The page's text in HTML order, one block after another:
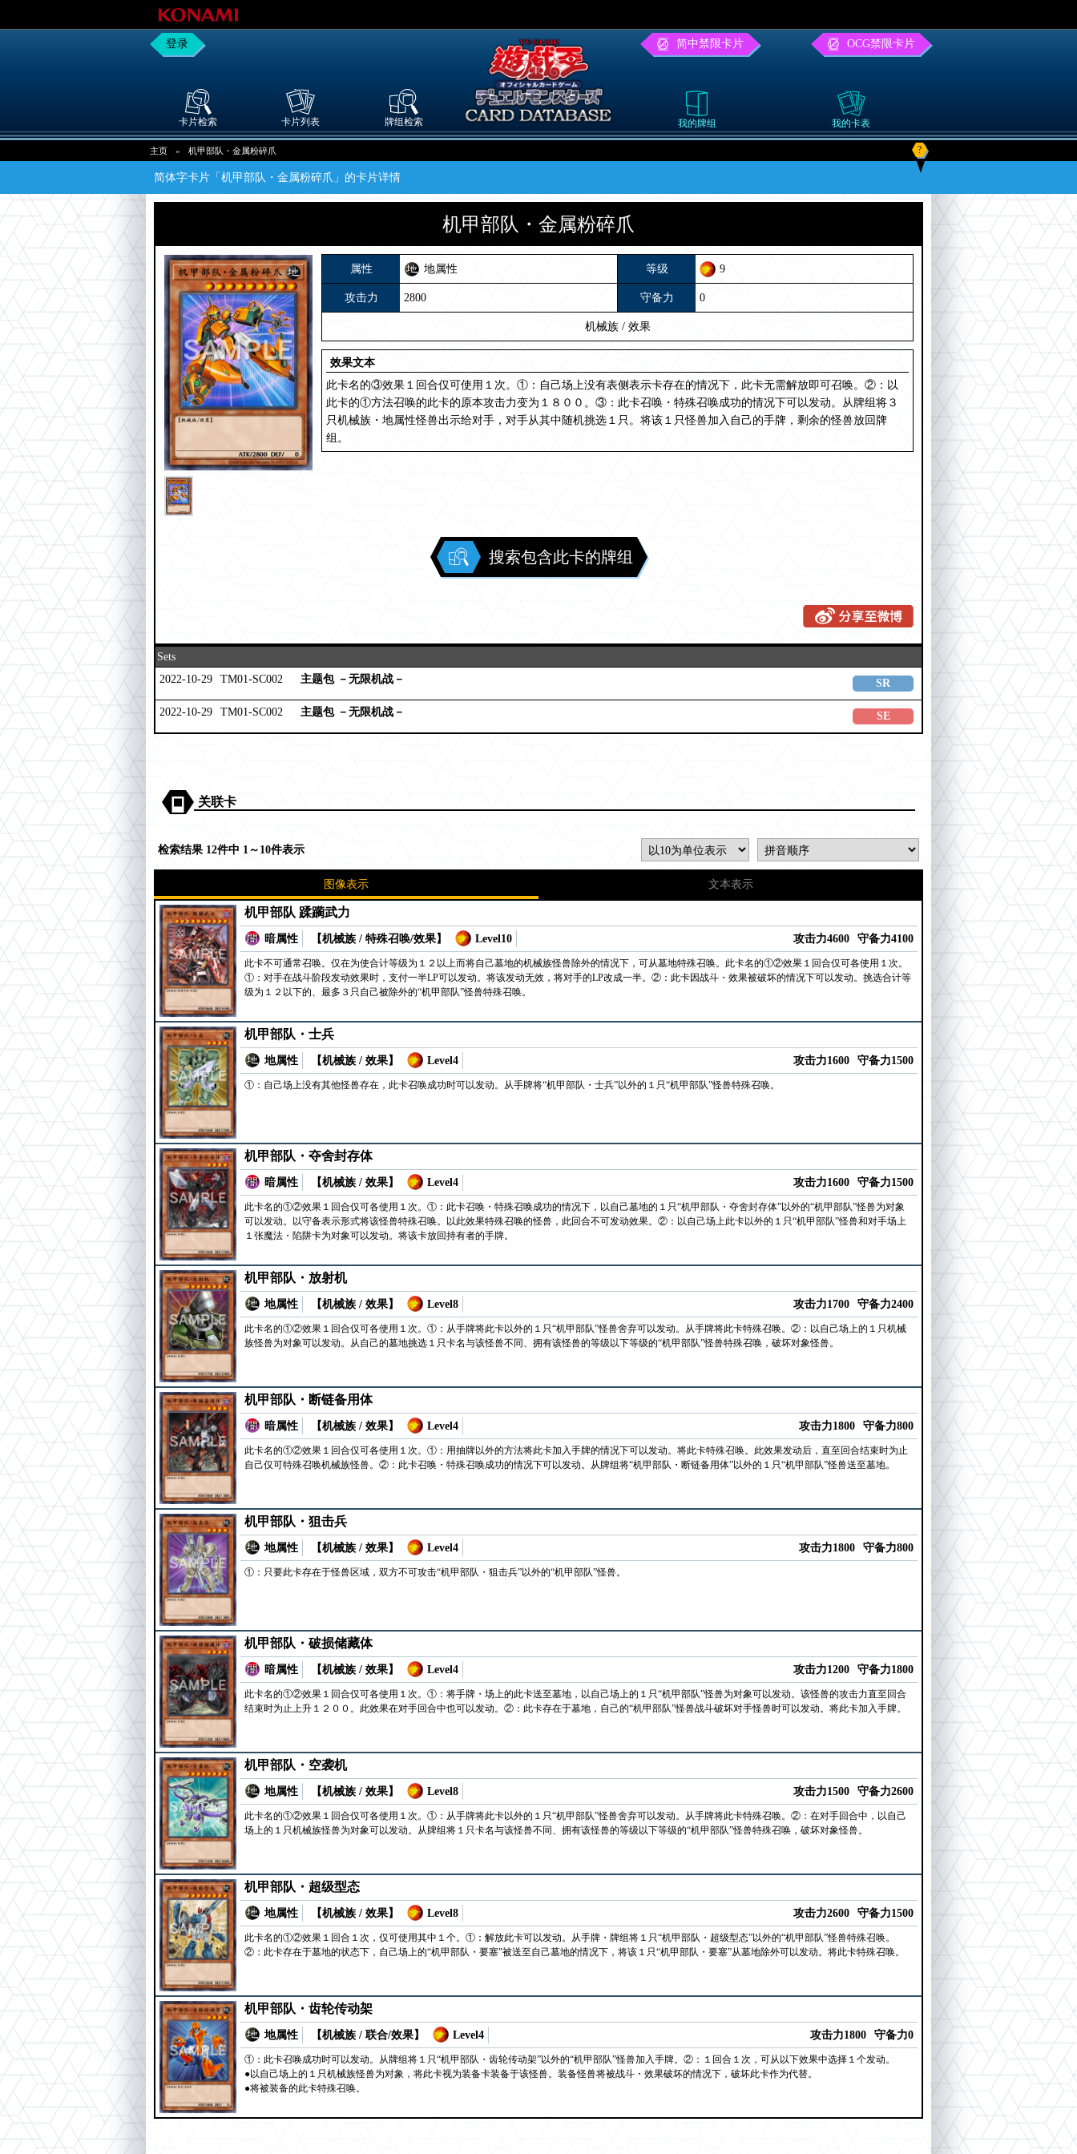
登录 简中禁限卡片 OCG禁限卡片
卡片检索 卡片列表 牌组检索 我的牌组 我的卡表
主页 » 机甲部队・金属粉碎爪 ?
简体字卡片「机甲部队・金属粉碎爪」的卡片详情
机甲部队・金属粉碎爪
属性 地属性 等级 9
攻击力 2800 守备力 0
机械族 / 效果
效果文本
此卡名的③效果１回合仅可使用１次。①：自己场上没有表侧表示卡存在的情况下，此卡无需解放即可召唤。②：以
此卡的①方法召唤的此卡的原本攻击力变为１８００。③：此卡召唤・特殊召唤成功的情况下可以发动。从牌组将３
只机械族・地属性怪兽出示给对手，对手从其中随机挑选１只。将该１只怪兽加入自己的手牌，剩余的怪兽放回牌
组。
搜索包含此卡的牌组
Sets
2022-10-29
TM01-SC002 主题包 －无限机战－ SR
2022-10-29 TM01-SC002 主题包 －无限机战－ SE
关联卡
检索结果 12件中 1～10件表示
图像表示 文本表示
机甲部队 蹂躏武力
暗属性 【机械族 / 特殊召唤/效果】 Level10 攻击力4600 守备力4100
此卡不可通常召唤。仅在为使合计等级为１２以上而将自己墓地的机械族怪兽除外的情况下，可从墓地特殊召唤。此卡名的①②效果１回合仅可各使用１次。
①：对手在战斗阶段发动效果时，支付一半LP可以发动。将该发动无效，将对手的LP改成一半。②：此卡因战斗・效果被破坏的情况下可以发动。挑选合计等
级为１２以下的、最多３只自己被除外的“机甲部队”怪兽特殊召唤。
机甲部队・士兵
地属性 【机械族 / 效果】 Level4 攻击力1600 守备力1500
①：自己场上没有其他怪兽存在，此卡召唤成功时可以发动。从手牌将“机甲部队・士兵”以外的１只“机甲部队”怪兽特殊召唤。
机甲部队・夺舍封存体
暗属性 【机械族 / 效果】 Level4 攻击力1600 守备力1500
此卡名的①②效果１回合仅可各使用１次。①：此卡召唤・特殊召唤成功的情况下，以自己墓地的１只“机甲部队・夺舍封存体”以外的“机甲部队”怪兽为对象
可以发动。以守备表示形式将该怪兽特殊召唤。以此效果特殊召唤的怪兽，此回合不可发动效果。②：以自己场上此卡以外的１只“机甲部队”怪兽和对手场上
１张魔法・陷阱卡为对象可以发动。将该卡放回持有者的手牌。
机甲部队・放射机
地属性 【机械族 / 效果】 Level8 攻击力1700 守备力2400
此卡名的①②效果１回合仅可各使用１次。①：从手牌将此卡以外的１只“机甲部队”怪兽舍弃可以发动。从手牌将此卡特殊召唤。②：以自己场上的１只机械
族怪兽为对象可以发动。从自己的墓地挑选１只卡名与该怪兽不同、拥有该怪兽的等级以下等级的“机甲部队”怪兽特殊召唤，破坏对象怪兽。
机甲部队・断链备用体
暗属性 【机械族 / 效果】 Level4 攻击力1800 守备力800
此卡名的①②效果１回合仅可各使用１次。①：用抽牌以外的方法将此卡加入手牌的情况下可以发动。将此卡特殊召唤。此效果发动后，直至回合结束时为止
自己仅可特殊召唤机械族怪兽。②：此卡召唤・特殊召唤成功的情况下可以发动。从牌组将“机甲部队・断链备用体”以外的１只“机甲部队”怪兽送至墓地。
机甲部队・狙击兵
地属性 【机械族 / 效果】 Level4 攻击力1800 守备力800
①：只要此卡存在于怪兽区域，双方不可攻击“机甲部队・狙击兵”以外的“机甲部队”怪兽。
机甲部队・破损储藏体
暗属性 【机械族 / 效果】 Level4 攻击力1200 守备力1800
此卡名的①②效果１回合仅可各使用１次。①：将手牌・场上的此卡送至墓地，以自己场上的１只“机甲部队”怪兽为对象可以发动。该怪兽的攻击力直至回合
结束时为止上升１２００。此效果在对手回合中也可以发动。②：此卡存在于墓地，自己的“机甲部队”怪兽战斗破坏对手怪兽时可以发动。将此卡加入手牌。
机甲部队・空袭机
地属性 【机械族 / 效果】 Level8 攻击力1500 守备力2600
此卡名的①②效果１回合仅可各使用１次。①：从手牌将此卡以外的１只“机甲部队”怪兽舍弃可以发动。从手牌将此卡特殊召唤。②：在对手回合中，以自己
场上的１只机械族怪兽为对象可以发动。从牌组将１只卡名与该怪兽不同、拥有该怪兽的等级以下等级的“机甲部队”怪兽特殊召唤，破坏对象怪兽。
机甲部队・超级型态
地属性 【机械族 / 效果】 Level8 攻击力2600 守备力1500
此卡名的①②效果１回合１次，仅可使用其中１个。①：解放此卡可以发动。从手牌・牌组将１只“机甲部队・超级型态”以外的“机甲部队”怪兽特殊召唤。
②：此卡存在于墓地的状态下，自己场上的“机甲部队・要塞”被送至自己墓地的情况下，将该１只“机甲部队・要塞”从墓地除外可以发动。将此卡特殊召唤。
机甲部队・齿轮传动架
地属性 【机械族 / 联合/效果】 Level4 攻击力1800 守备力0
①：此卡召唤成功时可以发动。从牌组将１只“机甲部队・齿轮传动架”以外的“机甲部队”怪兽加入手牌。②：１回合１次，可从以下效果中选择１个发动。
●以自己场上的１只机械族怪兽为对象，将此卡视为装备卡装备于该怪兽。装备怪兽将被战斗・效果破坏的情况下，破坏此卡作为代替。
●将被装备的此卡特殊召唤。